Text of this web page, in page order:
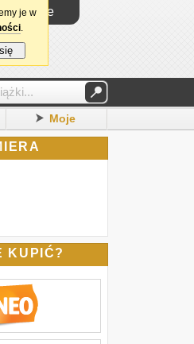
Moje
KUPIĆ?
je w
.